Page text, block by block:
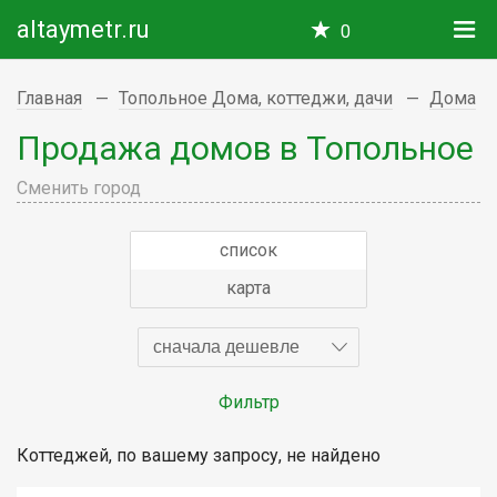
altaymetr.ru 0
Главная Топольное Дома, коттеджи, дачи Дома
Продажа домов в Топольное
Сменить город
список
карта
сначала дешевле
Фильтр
Коттеджей, по вашему запросу, не найдено